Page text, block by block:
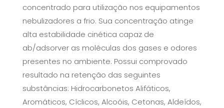
concentrado para utilização nos equipamentos
nebulizadores a frio. Sua concentração atinge
alta estabilidade cinética capaz de
ab/adsorver as moléculas dos gases e odores
presentes no ambiente. Possui comprovado
resultado na retenção das seguintes
substâncias: Hidrocarbonetos Alifáticos,
Aromáticos, Cíclicos, Alcoóis, Cetonas, Aldeídos,